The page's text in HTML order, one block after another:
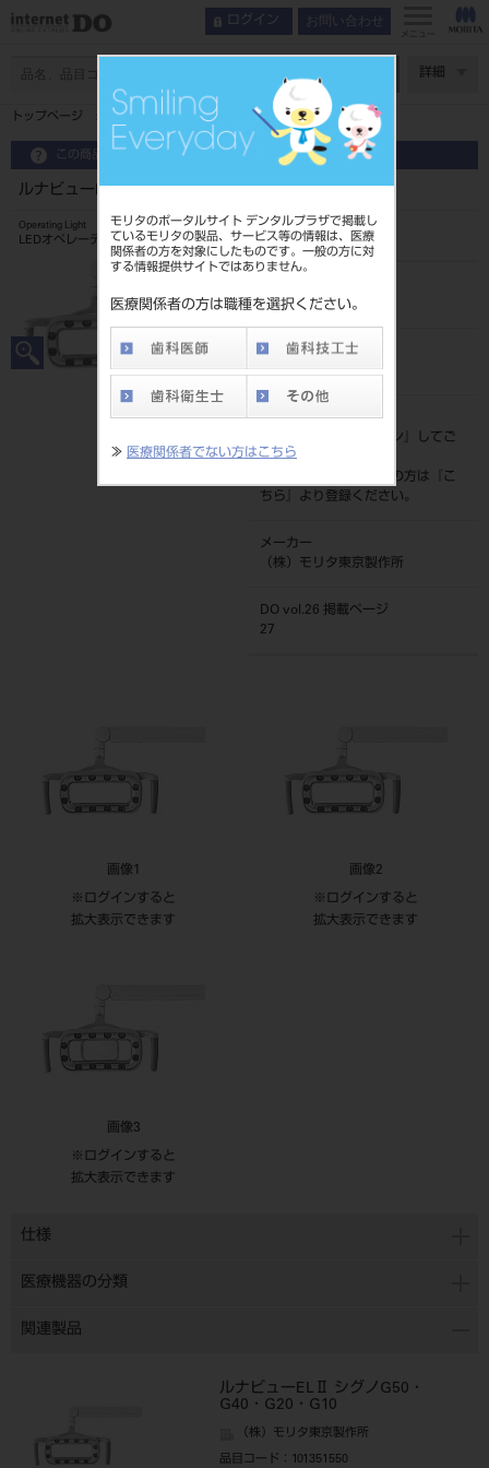
モリタのポータルサイト デンタルプラザで掲載し
ているモリタの製品、サービス等の情報は、医療
関係者の方を対象にしたものです。一般の方に対
する情報提供サイトではありません。
医療関係者の方は職種を選択ください。
≫ 医療関係者でない方はこちら
ログイン お問い合わせ
メニュー
詳細
トップページ ルナビューELⅡ 単独BOXタイプ
この商品に関するお問い合わせ
ルナビューELⅡ 単独BOXタイプ
Operating Light
LEDオペレーティングライト
101351560
JAN/EANコード
標準価格
ログイン
』してご
覧ください。
ネット会員登録がまだの方は『
こ
ちら
』より登録ください。
メーカー
（株）モリタ東京製作所
DO vol.26 掲載ページ
27
画像1
※ログインすると
拡大表示できます
画像2
※ログインすると
拡大表示できます
画像3
※ログインすると
拡大表示できます
仕様
医療機器の分類
関連製品
ルナビューELⅡ シグノG50・
G40・G20・G10
（株）モリタ東京製作所
品目コード ：101351550